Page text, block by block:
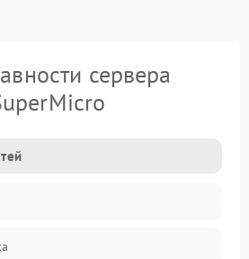
сервера